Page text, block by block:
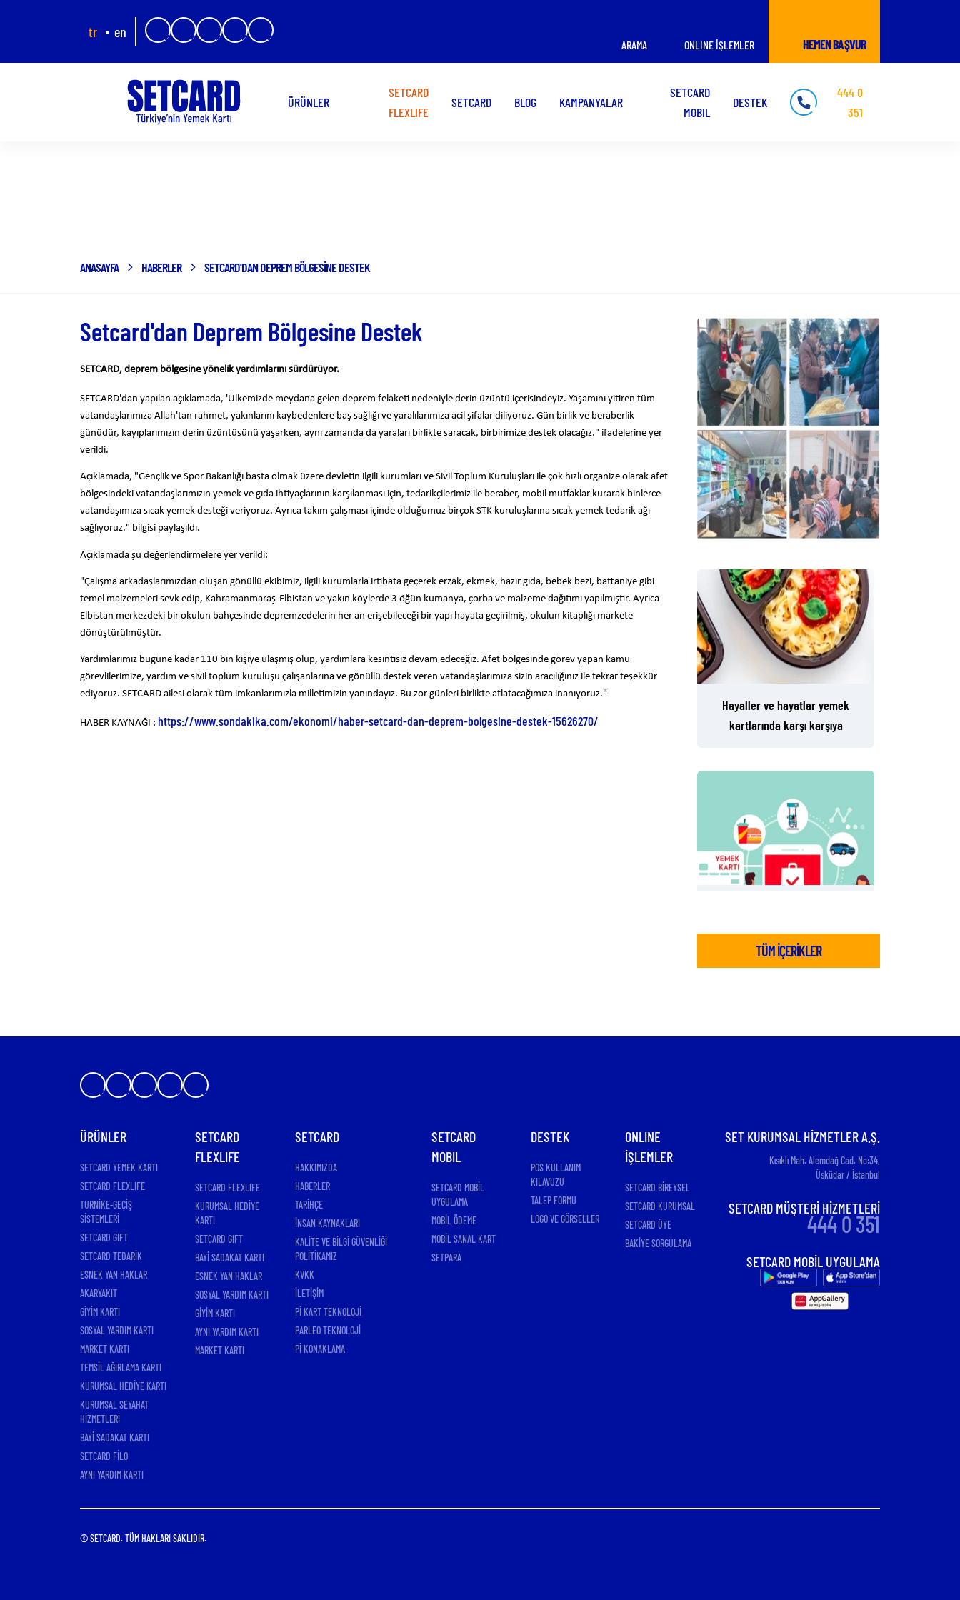
İSTİYORUM!
KART KULLANMAK
İSTİYORUM!
tr en
ARAMA ONLINE İŞLEMLER HEMEN BAŞVUR
ÜRÜNLER
SETCARD
FLEXLIFE
SETCARD BLOG KAMPANYALAR
SETCARD
MOBIL
DESTEK
444 0
351
ANASAYFA HABERLER SETCARD'DAN DEPREM BÖLGESINE DESTEK
Setcard'dan Deprem Bölgesine Destek
SETCARD, deprem bölgesine yönelik yardımlarını sürdürüyor.
SETCARD'dan yapılan açıklamada, 'Ülkemizde meydana gelen deprem felaketi nedeniyle derin üzüntü içerisindeyiz. Yaşamını yitiren tüm
vatandaşlarımıza Allah'tan rahmet, yakınlarını kaybedenlere baş sağlığı ve yaralılarımıza acil şifalar diliyoruz. Gün birlik ve beraberlik
günüdür, kayıplarımızın derin üzüntüsünü yaşarken, aynı zamanda da yaraları birlikte saracak, birbirimize destek olacağız." ifadelerine yer
verildi.
Açıklamada, "Gençlik ve Spor Bakanlığı başta olmak üzere devletin ilgili kurumları ve Sivil Toplum Kuruluşları ile çok hızlı organize olarak afet
bölgesindeki vatandaşlarımızın yemek ve gıda ihtiyaçlarının karşılanması için, tedarikçilerimiz ile beraber, mobil mutfaklar kurarak binlerce
vatandaşımıza sıcak yemek desteği veriyoruz. Ayrıca takım çalışması içinde olduğumuz birçok STK kuruluşlarına sıcak yemek tedarik ağı
sağlıyoruz." bilgisi paylaşıldı.
Açıklamada şu değerlendirmelere yer verildi:
"Çalışma arkadaşlarımızdan oluşan gönüllü ekibimiz, ilgili kurumlarla irtibata geçerek erzak, ekmek, hazır gıda, bebek bezi, battaniye gibi
temel malzemeleri sevk edip, Kahramanmaraş-Elbistan ve yakın köylerde 3 öğün kumanya, çorba ve malzeme dağıtımı yapılmıştır. Ayrıca
Elbistan merkezdeki bir okulun bahçesinde depremzedelerin her an erişebileceği bir yapı hayata geçirilmiş, okulun kitaplığı markete
dönüştürülmüştür.
Yardımlarımız bugüne kadar 110 bin kişiye ulaşmış olup, yardımlara kesintisiz devam edeceğiz. Afet bölgesinde görev yapan kamu
görevlilerimize, yardım ve sivil toplum kuruluşu çalışanlarına ve gönüllü destek veren vatandaşlarımıza sizin aracılığınız ile tekrar teşekkür
ediyoruz. SETCARD ailesi olarak tüm imkanlarımızla milletimizin yanındayız. Bu zor günleri birlikte atlatacağımıza inanıyoruz."
HABER KAYNAĞI : https://www.sondakika.com/ekonomi/haber-setcard-dan-deprem-bolgesine-destek-15626270/
Hayaller ve hayatlar yemek
kartlarında karşı karşıya
Yemek Kartıyla Çalışan İşyeri de
Yemek Kartı Sektörü 200 Binden
TÜM İÇERİKLER
ÜRÜNLER
SETCARD YEMEK KARTI
SETCARD FLEXLIFE
TURNİKE-GEÇİŞ
SİSTEMLERİ
SETCARD GIFT
SETCARD TEDARİK
ESNEK YAN HAKLAR
AKARYAKIT
GİYİM KARTI
SOSYAL YARDIM KARTI
MARKET KARTI
TEMSİL AĞIRLAMA KARTI
KURUMSAL HEDİYE KARTI
KURUMSAL SEYAHAT
HİZMETLERİ
BAYİ SADAKAT KARTI
SETCARD FİLO
AYNI YARDIM KARTI
SETCARD
FLEXLIFE
SETCARD FLEXLIFE
KURUMSAL HEDİYE
KARTI
SETCARD GIFT
BAYİ SADAKAT KARTI
ESNEK YAN HAKLAR
SOSYAL YARDIM KARTI
GİYİM KARTI
AYNI YARDIM KARTI
MARKET KARTI
SETCARD
HAKKIMIZDA
HABERLER
TARİHÇE
İNSAN KAYNAKLARI
KALİTE VE BİLGİ GÜVENLİĞİ
POLİTİKAMIZ
KVKK
İLETİŞİM
Pİ KART TEKNOLOJİ
PARLEO TEKNOLOJİ
Pİ KONAKLAMA
SETCARD
MOBIL
SETCARD MOBİL
UYGULAMA
MOBİL ÖDEME
MOBİL SANAL KART
SETPARA
DESTEK
POS KULLANIM
KILAVUZU
TALEP FORMU
LOGO VE GÖRSELLER
ONLINE
İŞLEMLER
SETCARD BİREYSEL
SETCARD KURUMSAL
SETCARD ÜYE
BAKİYE SORGULAMA
SET KURUMSAL HİZMETLER A.Ş.
Kısıklı Mah. Alemdağ Cad. No:34,
Üsküdar / İstanbul
SETCARD MÜŞTERİ HİZMETLERİ
444 0 351
SETCARD MOBİL UYGULAMA
© SETCARD. TÜM HAKLARI SAKLIDIR.